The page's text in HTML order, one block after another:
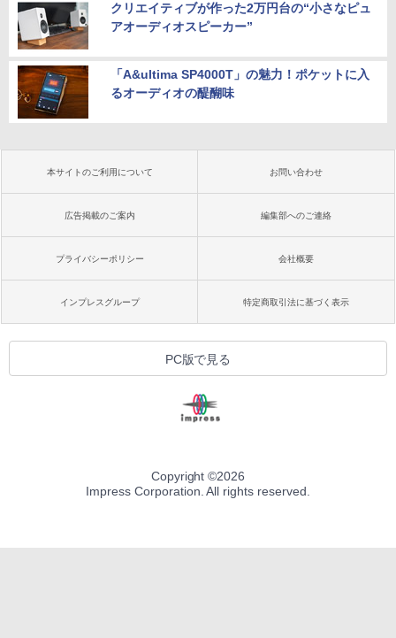
クリエイティブが作った2万円台の“小さなピュ
アオーディオスピーカー”
「A&ultima SP4000T」の魅力！ポケットに入
るオーディオの醍醐味
本サイトのご利用について お問い合わせ
広告掲載のご案内 編集部へのご連絡
プライバシーポリシー 会社概要
インプレスグループ 特定商取引法に基づく表示
PC版で見る
Copyright ©2026
Impress Corporation. All rights reserved.